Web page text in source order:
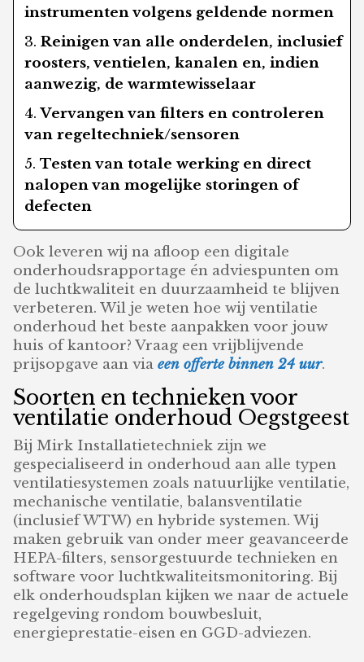
instrumenten volgens geldende normen
Reinigen van alle onderdelen, inclusief
roosters, ventielen, kanalen en, indien
aanwezig, de warmtewisselaar
Vervangen van filters en controleren
van regeltechniek/sensoren
Testen van totale werking en direct
nalopen van mogelijke storingen of
defecten
Ook leveren wij na afloop een digitale
onderhoudsrapportage én adviespunten om
de luchtkwaliteit en duurzaamheid te blijven
verbeteren. Wil je weten hoe wij ventilatie
onderhoud het beste aanpakken voor jouw
huis of kantoor? Vraag een vrijblijvende
prijsopgave aan viaeen offerte binnen 24 uur.
Soorten en technieken voor
ventilatie onderhoud Oegstgeest
Bij Mirk Installatietechniek zijn we
gespecialiseerd in onderhoud aan alle typen
ventilatiesystemen zoals natuurlijke ventilatie,
mechanische ventilatie, balansventilatie
(inclusief WTW) en hybride systemen. Wij
maken gebruik van onder meer geavanceerde
HEPA-filters, sensorgestuurde technieken en
software voor luchtkwaliteitsmonitoring. Bij
elk onderhoudsplan kijken we naar de actuele
regelgeving rondom bouwbesluit,
energieprestatie-eisen en GGD-adviezen.